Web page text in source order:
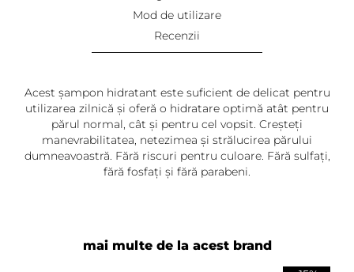
Mod de utilizare
Recenzii
Acest șampon hidratant este suficient de delicat pentru
utilizarea zilnică și oferă o hidratare optimă atât pentru
părul normal, cât și pentru cel vopsit. Creșteți
manevrabilitatea, netezimea și strălucirea părului
dumneavoastră. Fără riscuri pentru culoare. Fără sulfați,
fără fosfați și fără parabeni.
hidratant si imi place mult, ofera stralucire si hidratare
mai multe de la acest brand